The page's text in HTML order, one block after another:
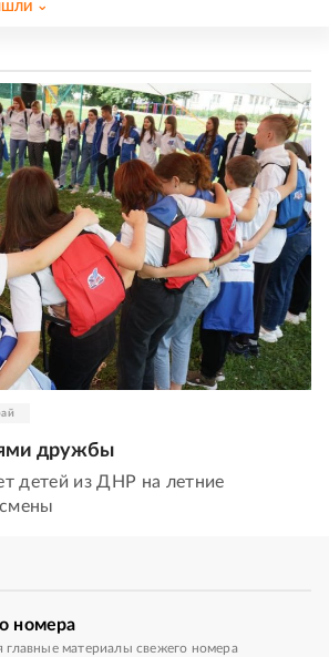
дружбы
детей из ДНР на летние
номера
главные материалы свежего номера